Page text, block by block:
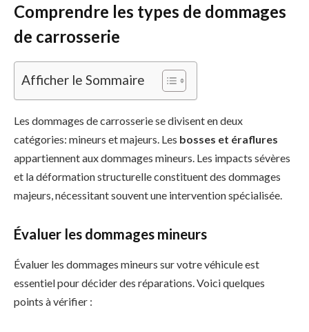
Comprendre les types de dommages
de carrosserie
Afficher le Sommaire
Les dommages de carrosserie se divisent en deux
catégories: mineurs et majeurs. Les bosses et éraflures
appartiennent aux dommages mineurs. Les impacts sévères
et la déformation structurelle constituent des dommages
majeurs, nécessitant souvent une intervention spécialisée.
Évaluer les dommages mineurs
Évaluer les dommages mineurs sur votre véhicule est
essentiel pour décider des réparations. Voici quelques
points à vérifier :